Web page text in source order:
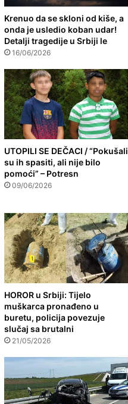
Krenuo da se skloni od kiše, a
onda je usledio koban udar!
Detalji tragedije u Srbiji le
16/06/2026
UTOPILI SE DEČACI / “Pokušali
su ih spasiti, ali nije bilo
pomoći” – Potresn
09/06/2026
HOROR u Srbiji: Tijelo
muškarca pronađeno u
buretu, policija povezuje
slučaj sa brutalni
21/05/2026